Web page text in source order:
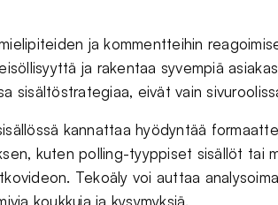
ja kommentteihin
ja rakentaa syvempiä
sisältöstrategiaa, eivät vain
kannattaa hyödyntää
kuten polling-tyyppiset sisällöt tai
Tekoäly voi auttaa
koukkuja ja kysymyksiä.